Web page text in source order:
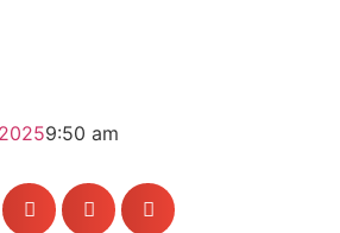
9:50 am